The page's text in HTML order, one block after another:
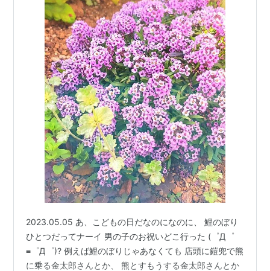
2023.05.05 あ、こどもの日だなのになのに、 鯉のぼり
ひとつだってナーイ 男の子のお祝いどこ行った (゜Д゜
≡゜Д゜)? 例えば鯉のぼりじゃあなくても 店頭に鎧兜で熊
に乗る金太郎さんとか、 熊とすもうする金太郎さんとか